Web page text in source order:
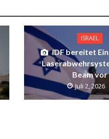
ISRAEL
IDF bereitet
Beam vor
Juli 2, 2026